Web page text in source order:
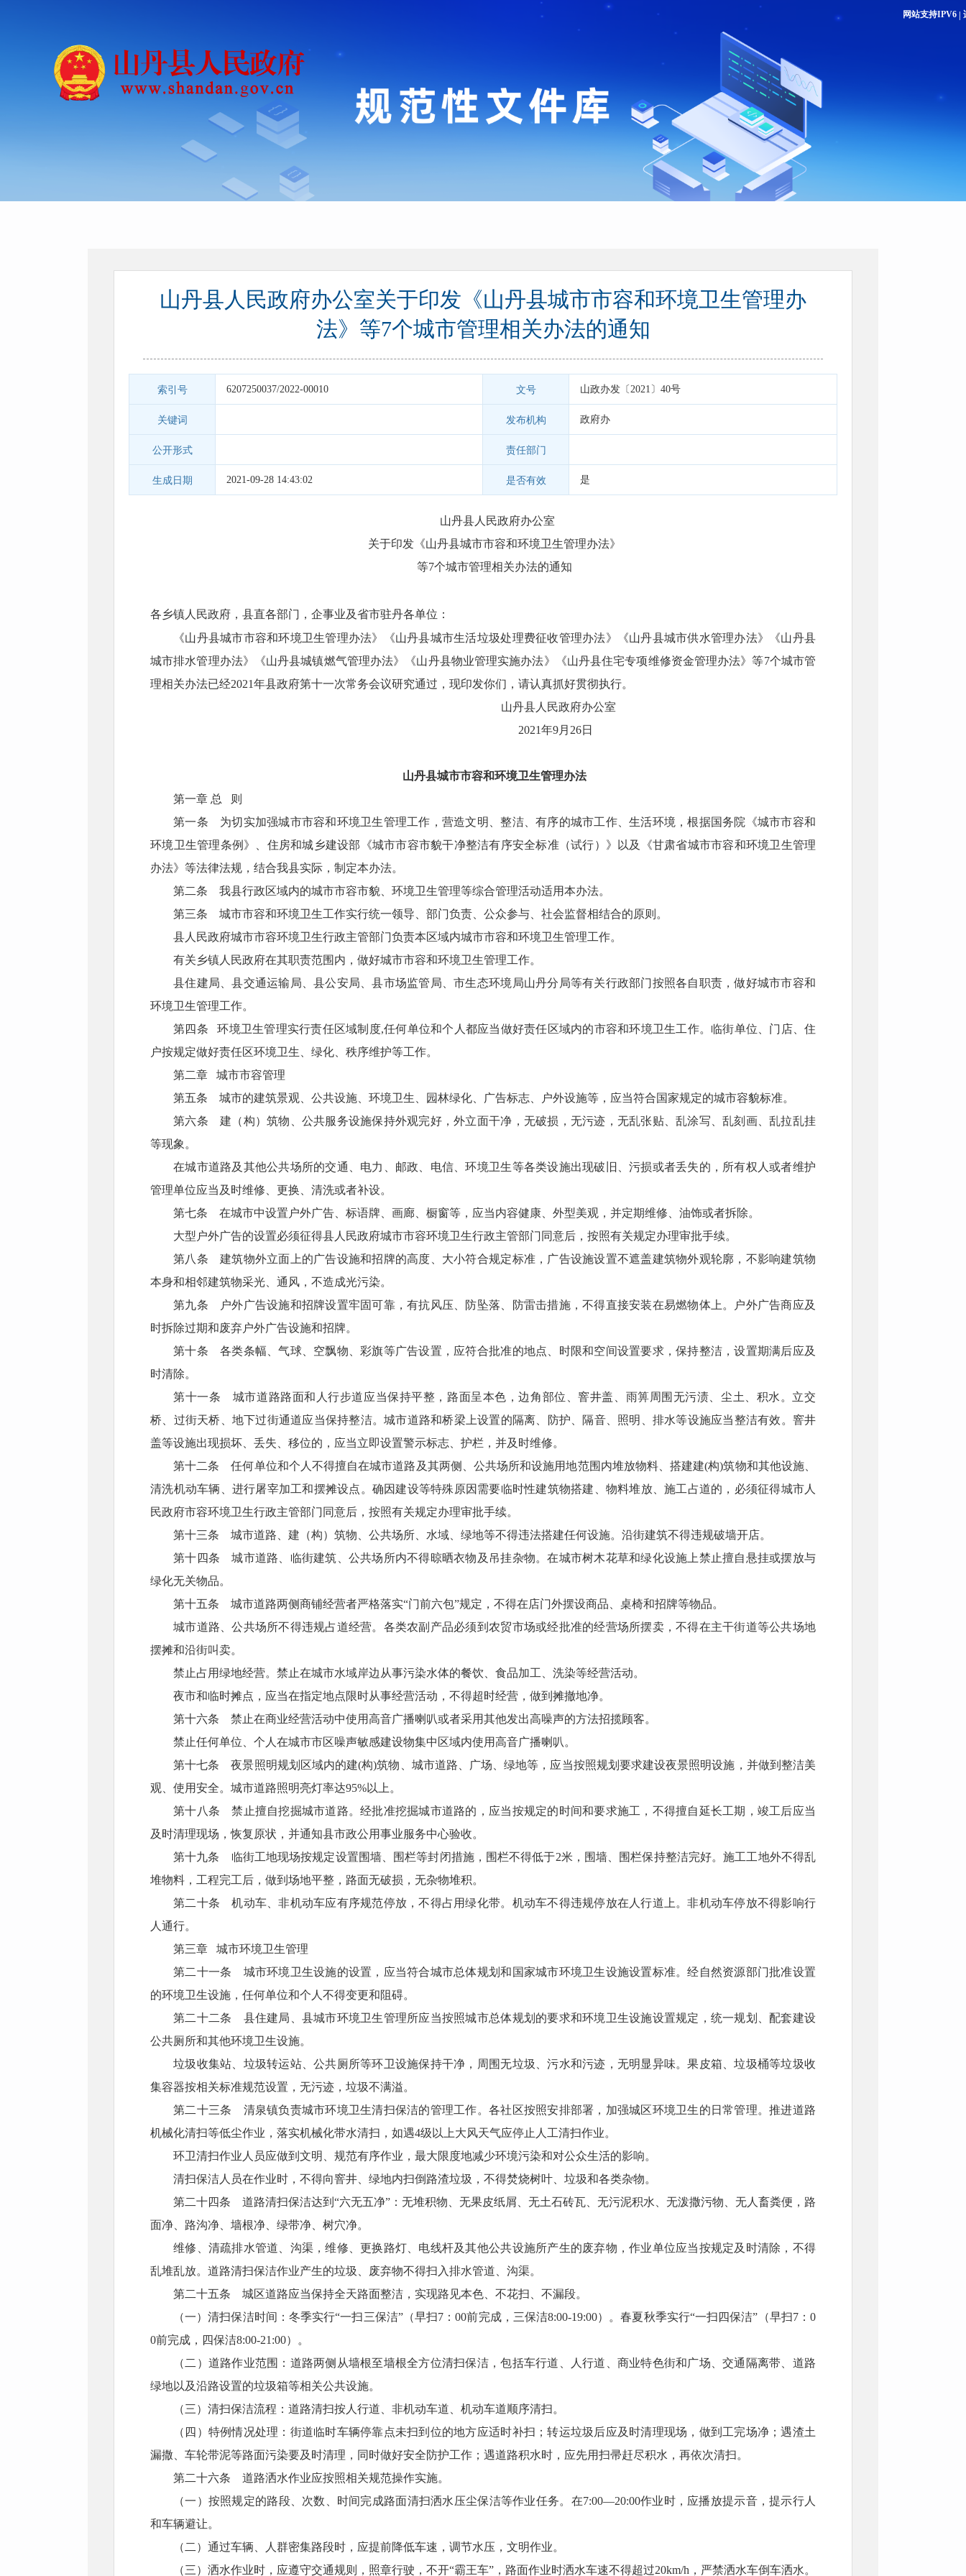
网站支持IPV6
山丹县人民政府办公室关于印发《山丹县城市市容和环境卫生管理办
法》等7个城市管理相关办法的通知
索引号 6207250037/2022-00010 文号 山政办发〔2021〕40号
关键词 发布机构 政府办
公开形式 责任部门
生成日期 2021-09-28 14:43:02 是否有效 是
山丹县人民政府办公室
关于印发《山丹县城市市容和环境卫生管理办法》
等7个城市管理相关办法的通知
各乡镇人民政府，县直各部门，企事业及省市驻丹各单位：
《山丹县城市市容和环境卫生管理办法》《山丹县城市生活垃圾处理费征收管理办法》《山丹县城市供水管理办法》《山丹县
城市排水管理办法》《山丹县城镇燃气管理办法》《山丹县物业管理实施办法》《山丹县住宅专项维修资金管理办法》等7个城市管
理相关办法已经2021年县政府第十一次常务会议研究通过，现印发你们，请认真抓好贯彻执行。
山丹县人民政府办公室
2021年9月26日
山丹县城市市容和环境卫生管理办法
第一章 总 则
第一条 为切实加强城市市容和环境卫生管理工作，营造文明、整洁、有序的城市工作、生活环境，根据国务院《城市市容和
环境卫生管理条例》、住房和城乡建设部《城市市容市貌干净整洁有序安全标准（试行）》以及《甘肃省城市市容和环境卫生管理
办法》等法律法规，结合我县实际，制定本办法。
第二条 我县行政区域内的城市市容市貌、环境卫生管理等综合管理活动适用本办法。
第三条 城市市容和环境卫生工作实行统一领导、部门负责、公众参与、社会监督相结合的原则。
县人民政府城市市容环境卫生行政主管部门负责本区域内城市市容和环境卫生管理工作。
有关乡镇人民政府在其职责范围内，做好城市市容和环境卫生管理工作。
县住建局、县交通运输局、县公安局、县市场监管局、市生态环境局山丹分局等有关行政部门按照各自职责，做好城市市容和
环境卫生管理工作。
第四条 环境卫生管理实行责任区域制度,任何单位和个人都应当做好责任区域内的市容和环境卫生工作。临街单位、门店、住
户按规定做好责任区环境卫生、绿化、秩序维护等工作。
第二章 城市市容管理
第五条 城市的建筑景观、公共设施、环境卫生、园林绿化、广告标志、户外设施等，应当符合国家规定的城市容貌标准。
第六条 建（构）筑物、公共服务设施保持外观完好，外立面干净，无破损，无污迹，无乱张贴、乱涂写、乱刻画、乱拉乱挂
等现象。
在城市道路及其他公共场所的交通、电力、邮政、电信、环境卫生等各类设施出现破旧、污损或者丢失的，所有权人或者维护
管理单位应当及时维修、更换、清洗或者补设。
第七条 在城市中设置户外广告、标语牌、画廊、橱窗等，应当内容健康、外型美观，并定期维修、油饰或者拆除。
大型户外广告的设置必须征得县人民政府城市市容环境卫生行政主管部门同意后，按照有关规定办理审批手续。
第八条 建筑物外立面上的广告设施和招牌的高度、大小符合规定标准，广告设施设置不遮盖建筑物外观轮廓，不影响建筑物
本身和相邻建筑物采光、通风，不造成光污染。
第九条 户外广告设施和招牌设置牢固可靠，有抗风压、防坠落、防雷击措施，不得直接安装在易燃物体上。户外广告商应及
时拆除过期和废弃户外广告设施和招牌。
第十条 各类条幅、气球、空飘物、彩旗等广告设置，应符合批准的地点、时限和空间设置要求，保持整洁，设置期满后应及
时清除。
第十一条 城市道路路面和人行步道应当保持平整，路面呈本色，边角部位、窨井盖、雨箅周围无污渍、尘土、积水。立交
桥、过街天桥、地下过街通道应当保持整洁。城市道路和桥梁上设置的隔离、防护、隔音、照明、排水等设施应当整洁有效。窨井
盖等设施出现损坏、丢失、移位的，应当立即设置警示标志、护栏，并及时维修。
第十二条 任何单位和个人不得擅自在城市道路及其两侧、公共场所和设施用地范围内堆放物料、搭建建(构)筑物和其他设施、
清洗机动车辆、进行屠宰加工和摆摊设点。确因建设等特殊原因需要临时性建筑物搭建、物料堆放、施工占道的，必须征得城市人
民政府市容环境卫生行政主管部门同意后，按照有关规定办理审批手续。
第十三条 城市道路、建（构）筑物、公共场所、水域、绿地等不得违法搭建任何设施。沿街建筑不得违规破墙开店。
第十四条 城市道路、临街建筑、公共场所内不得晾晒衣物及吊挂杂物。在城市树木花草和绿化设施上禁止擅自悬挂或摆放与
绿化无关物品。
第十五条 城市道路两侧商铺经营者严格落实“门前六包”规定，不得在店门外摆设商品、桌椅和招牌等物品。
城市道路、公共场所不得违规占道经营。各类农副产品必须到农贸市场或经批准的经营场所摆卖，不得在主干街道等公共场地
摆摊和沿街叫卖。
禁止占用绿地经营。禁止在城市水域岸边从事污染水体的餐饮、食品加工、洗染等经营活动。
夜市和临时摊点，应当在指定地点限时从事经营活动，不得超时经营，做到摊撤地净。
第十六条 禁止在商业经营活动中使用高音广播喇叭或者采用其他发出高噪声的方法招揽顾客。
禁止任何单位、个人在城市市区噪声敏感建设物集中区域内使用高音广播喇叭。
第十七条 夜景照明规划区域内的建(构)筑物、城市道路、广场、绿地等，应当按照规划要求建设夜景照明设施，并做到整洁美
观、使用安全。城市道路照明亮灯率达95%以上。
第十八条 禁止擅自挖掘城市道路。经批准挖掘城市道路的，应当按规定的时间和要求施工，不得擅自延长工期，竣工后应当
及时清理现场，恢复原状，并通知县市政公用事业服务中心验收。
第十九条 临街工地现场按规定设置围墙、围栏等封闭措施，围栏不得低于2米，围墙、围栏保持整洁完好。施工工地外不得乱
堆物料，工程完工后，做到场地平整，路面无破损，无杂物堆积。
第二十条 机动车、非机动车应有序规范停放，不得占用绿化带。机动车不得违规停放在人行道上。非机动车停放不得影响行
人通行。
第三章 城市环境卫生管理
第二十一条 城市环境卫生设施的设置，应当符合城市总体规划和国家城市环境卫生设施设置标准。经自然资源部门批准设置
的环境卫生设施，任何单位和个人不得变更和阻碍。
第二十二条 县住建局、县城市环境卫生管理所应当按照城市总体规划的要求和环境卫生设施设置规定，统一规划、配套建设
公共厕所和其他环境卫生设施。
垃圾收集站、垃圾转运站、公共厕所等环卫设施保持干净，周围无垃圾、污水和污迹，无明显异味。果皮箱、垃圾桶等垃圾收
集容器按相关标准规范设置，无污迹，垃圾不满溢。
第二十三条 清泉镇负责城市环境卫生清扫保洁的管理工作。各社区按照安排部署，加强城区环境卫生的日常管理。推进道路
机械化清扫等低尘作业，落实机械化带水清扫，如遇4级以上大风天气应停止人工清扫作业。
环卫清扫作业人员应做到文明、规范有序作业，最大限度地减少环境污染和对公众生活的影响。
清扫保洁人员在作业时，不得向窨井、绿地内扫倒路渣垃圾，不得焚烧树叶、垃圾和各类杂物。
第二十四条 道路清扫保洁达到“六无五净”：无堆积物、无果皮纸屑、无土石砖瓦、无污泥积水、无泼撒污物、无人畜粪便，路
面净、路沟净、墙根净、绿带净、树穴净。
维修、清疏排水管道、沟渠，维修、更换路灯、电线杆及其他公共设施所产生的废弃物，作业单位应当按规定及时清除，不得
乱堆乱放。道路清扫保洁作业产生的垃圾、废弃物不得扫入排水管道、沟渠。
第二十五条 城区道路应当保持全天路面整洁，实现路见本色、不花扫、不漏段。
（一）清扫保洁时间：冬季实行“一扫三保洁”（早扫7：00前完成，三保洁8:00-19:00）。春夏秋季实行“一扫四保洁”（早扫7：0
0前完成，四保洁8:00-21:00）。
（二）道路作业范围：道路两侧从墙根至墙根全方位清扫保洁，包括车行道、人行道、商业特色街和广场、交通隔离带、道路
绿地以及沿路设置的垃圾箱等相关公共设施。
（三）清扫保洁流程：道路清扫按人行道、非机动车道、机动车道顺序清扫。
（四）特例情况处理：街道临时车辆停靠点未扫到位的地方应适时补扫；转运垃圾后应及时清理现场，做到工完场净；遇渣土
漏撒、车轮带泥等路面污染要及时清理，同时做好安全防护工作；遇道路积水时，应先用扫帚赶尽积水，再依次清扫。
第二十六条 道路洒水作业应按照相关规范操作实施。
（一）按照规定的路段、次数、时间完成路面清扫洒水压尘保洁等作业任务。在7:00—20:00作业时，应播放提示音，提示行人
和车辆避让。
（二）通过车辆、人群密集路段时，应提前降低车速，调节水压，文明作业。
（三）洒水作业时，应遵守交通规则，照章行驶，不开“霸王车”，路面作业时洒水车速不得超过20km/h，严禁洒水车倒车洒水。